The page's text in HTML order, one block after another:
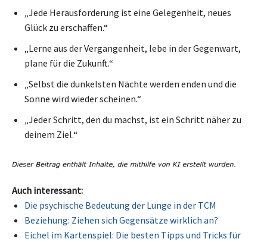
„Jede Herausforderung ist eine Gelegenheit, neues
Glück zu erschaffen.“
„Lerne aus der Vergangenheit, lebe in der Gegenwart,
plane für die Zukunft.“
„Selbst die dunkelsten Nächte werden enden und die
Sonne wird wieder scheinen.“
„Jeder Schritt, den du machst, ist ein Schritt näher zu
deinem Ziel.“
Auch interessant:
Die psychische Bedeutung der Lunge in der TCM
Beziehung: Ziehen sich Gegensätze wirklich an?
Eichel im Kartenspiel: Die besten Tipps und Tricks für